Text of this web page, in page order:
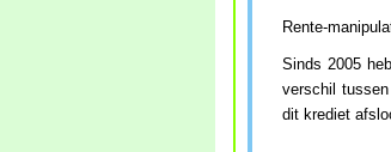
Rente-
Sinds 2005
verschil
dit krediet